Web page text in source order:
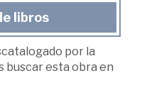
libros
por la
buscar esta obra en